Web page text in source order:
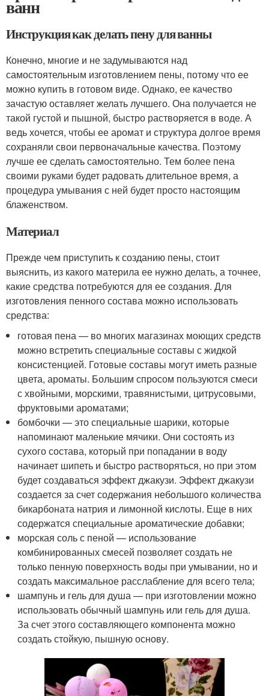
ванн
Инструкция как делать пену для ванны
Конечно, многие и не задумываются над
самостоятельным изготовлением пены, потому что ее
можно купить в готовом виде. Однако, ее качество
зачастую оставляет желать лучшего. Она получается не
такой густой и пышной, быстро растворяется в воде. А
ведь хочется, чтобы ее аромат и структура долгое время
сохраняли свои первоначальные качества. Поэтому
лучше ее сделать самостоятельно. Тем более пена
своими руками будет радовать длительное время, а
процедура умывания с ней будет просто настоящим
блаженством.
Материал
Прежде чем приступить к созданию пены, стоит
выяснить, из какого материла ее нужно делать, а точнее,
какие средства потребуются для ее создания. Для
изготовления пенного состава можно использовать
средства:
готовая пена — во многих магазинах моющих средств
можно встретить специальные составы с жидкой
консистенцией. Готовые составы могут иметь разные
цвета, ароматы. Большим спросом пользуются смеси
с хвойными, морскими, травянистыми, цитрусовыми,
фруктовыми ароматами;
бомбочки — это специальные шарики, которые
напоминают маленькие мячики. Они состоять из
сухого состава, который при попадании в воду
начинает шипеть и быстро растворяться, но при этом
будет создаваться эффект джакузи. Эффект джакузи
создается за счет содержания небольшого количества
бикарбоната натрия и лимонной кислоты. Еще в них
содержатся специальные ароматические добавки;
морская соль с пеной — использование
комбинированных смесей позволяет создать не
только пенную поверхность воды при умывании, но и
создать максимальное расслабление для всего тела;
шампунь и гель для душа — при изготовлении можно
использовать обычный шампунь или гель для душа.
За счет этого составляющего компонента можно
создать стойкую, пышную основу.